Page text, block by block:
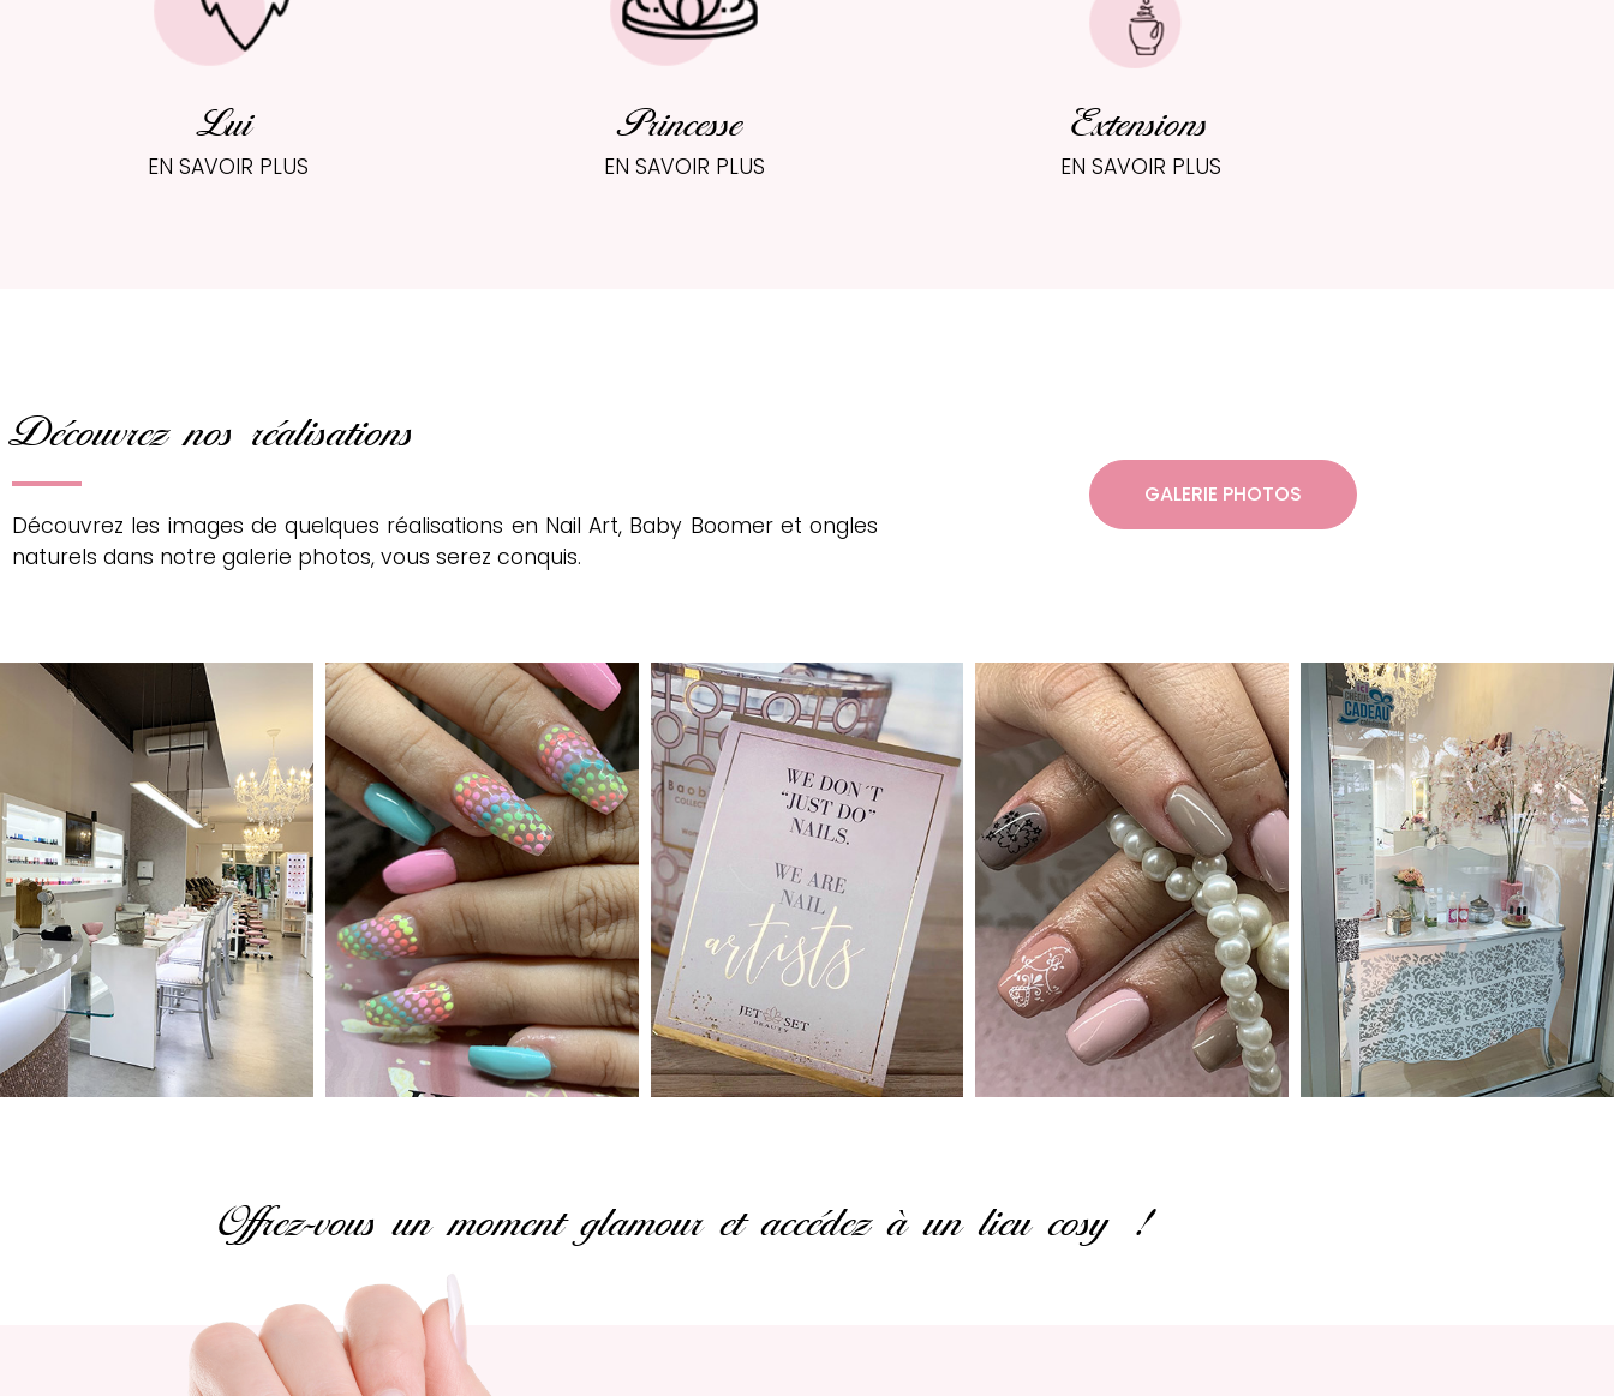
Lui
EN SAVOIR PLUS
Princesse
EN SAVOIR PLUS
Extensions
EN SAVOIR PLUS
Découvrez nos réalisations
Découvrez les images de quelques réalisations en Nail Art, Baby Boomer et ongles
naturels dans notre galerie photos, vous serez conquis.
GALERIE PHOTOS
Offrez-vous un moment glamour et accédez à un lieu cosy !